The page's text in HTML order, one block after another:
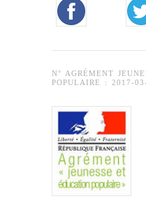
N° AGRÉMENT
POPULAIRE : 2017-03-